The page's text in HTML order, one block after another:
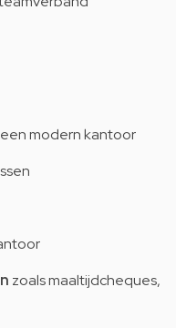
modern kantoor
zoals maaltijdcheques,